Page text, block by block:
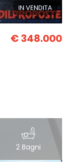
IN VENDITA
€ 348.000
2 Bagni